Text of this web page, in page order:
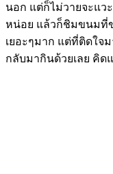
นอก แต่ก็ไม่วายจะแ
หน่อย แล้วก็ชิมขนมที่
เยอะๆมาก แต่ที่ติดใ
กลับมากินด้วยเลย คิด